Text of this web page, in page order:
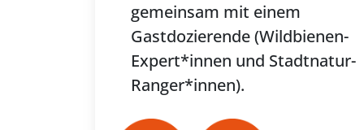
gemeinsam mit einem
Gastdozierende (Wildbienen-
Expert*innen und Stadtnatur-
Ranger*innen).